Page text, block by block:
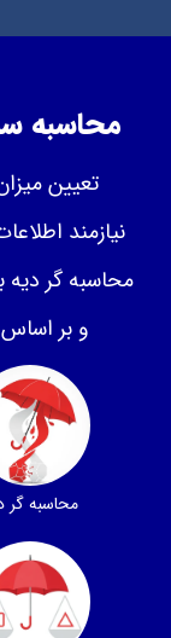
محاسبه
تعیین
نیازمند
محاسبه گر
و بر
محاسبه‌ گر